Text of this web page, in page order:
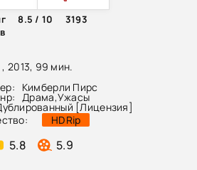
, 2013, 99 мин.
Кимберли Пирс
Драма,Ужасы
[Лицензия]
HDRip
5.8 5.9
8.5 / 10
3193